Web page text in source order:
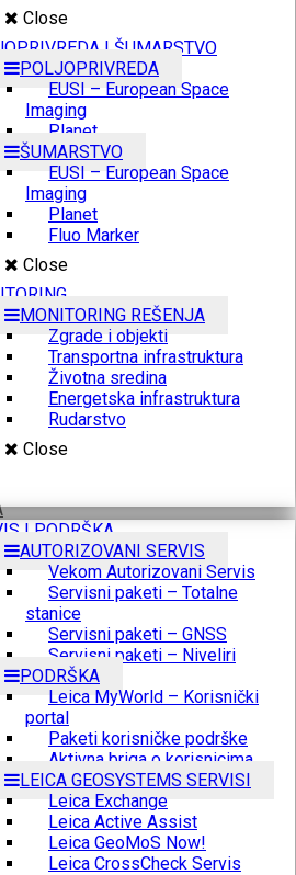
Close
I ŠUMARSTVO
POLJOPRIVREDA
EUSI – European Space
Imaging
Planet
ŠUMARSTVO
EUSI – European Space
Imaging
Planet
Fluo Marker
Close
MONITORING REŠENJA
Zgrade i objekti
Transportna infrastruktura
Životna sredina
Energetska infrastruktura
Rudarstvo
Close
I PODRŠKA
AUTORIZOVANI SERVIS
Vekom Autorizovani Servis
Servisni paketi – Totalne
stanice
Servisni paketi – GNSS
Servisni paketi – Niveliri
PODRŠKA
Leica MyWorld – Korisnički
portal
Paketi korisničke podrške
Aktivna briga o korisnicima
LEICA GEOSYSTEMS SERVISI
Leica Exchange
Leica Active Assist
Leica GeoMoS Now!
Leica CrossCheck Servis